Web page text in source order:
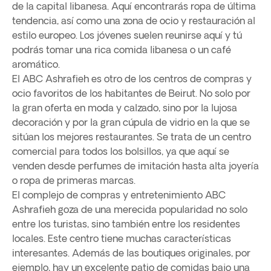
de la capital libanesa. Aquí encontrarás ropa de última
tendencia, así como una zona de ocio y restauración al
estilo europeo. Los jóvenes suelen reunirse aquí y tú
podrás tomar una rica comida libanesa o un café
aromático.
El ABC Ashrafieh es otro de los centros de compras y
ocio favoritos de los habitantes de Beirut. No solo por
la gran oferta en moda y calzado, sino por la lujosa
decoración y por la gran cúpula de vidrio en la que se
sitúan los mejores restaurantes. Se trata de un centro
comercial para todos los bolsillos, ya que aquí se
venden desde perfumes de imitación hasta alta joyería
o ropa de primeras marcas.
El complejo de compras y entretenimiento ABC
Ashrafieh goza de una merecida popularidad no solo
entre los turistas, sino también entre los residentes
locales. Este centro tiene muchas características
interesantes. Además de las boutiques originales, por
ejemplo, hay un excelente patio de comidas bajo una